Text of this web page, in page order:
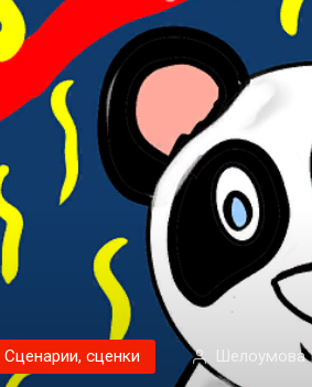
Сценарии, сценки Шелоумова